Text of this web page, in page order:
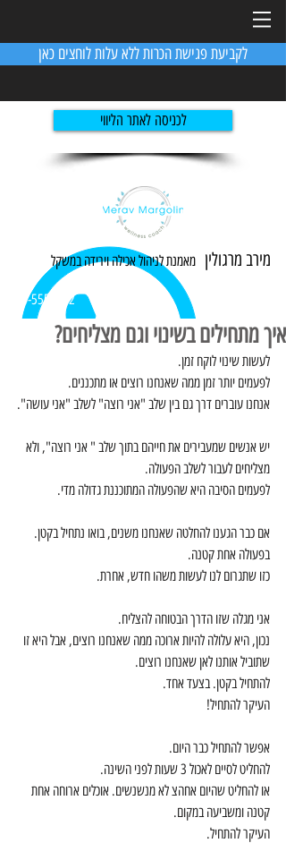
לקביעת פגישת הכרות ללא עלות לוחצים כאן
לכניסה לאתר הליווי
מירב מרגולין מאמנת לניהול אכילה וירידהבמשקל
054-5551982
איך מתחילים בשינוי וגם מצליחים?
לעשות שינוי לוקח זמן.
לפעמים יותר זמן ממה שאנחנו רוצים או מתכננים.
אנחנו עוברים דרך גם בין שלב "אני רוצה" לשלב "אני עושה".
יש אנשים שמעבירים את חייהם בתוך שלב " אני רוצה", ולא
מצליחים לעבור לשלב הפעולה.
לפעמים הסיבה היא שהפעולה המתוכננת גדולה מדי.
אם כבר הגענו להחלטה שאנחנו משנים, בואו נתחיל בקטן.
בפעולה אחת קטנה.
כזו שתגרום לנו לעשות משהו חדש, אחרת.
אני מגלה שזו הדרך הבטוחה להצליח.
נכון, היא עלולה להיות ארוכה ממה שאנחנו רוצים, אבל היא זו
שתוביל אותנו לאן שאנחנו רוצים.
להתחיל בקטן. בצעד אחד.
העיקר להתחיל!
אפשר להתחיל כבר היום.
להחליט לסיים לאכול 3 שעות לפני השינה.
או להחליט שהיום אחהצ לא מנשנשים. אוכלים ארוחה אחת
קטנה ומשביעה במקום.
העיקר להתחיל.